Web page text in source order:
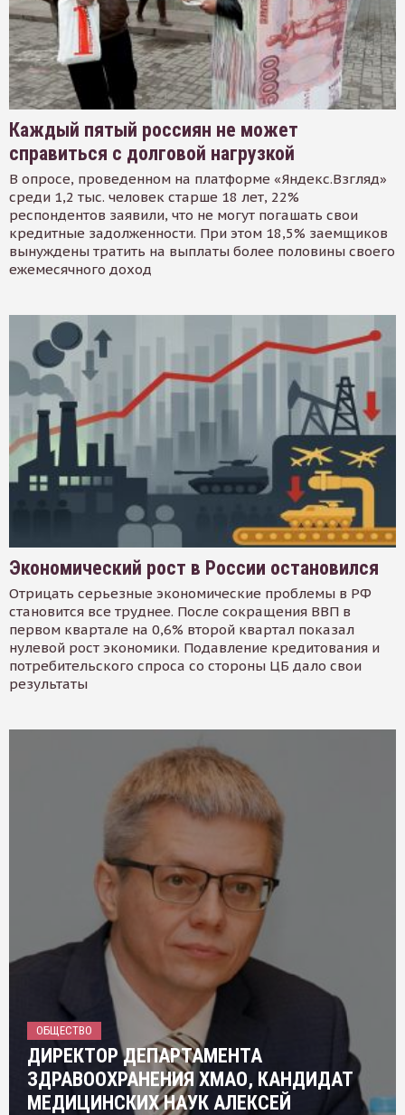
Каждый пятый россиян не может
справиться с долговой нагрузкой
В опросе, проведенном на платформе «Яндекс.Взгляд»
среди 1,2 тыс. человек старше 18 лет, 22%
респондентов заявили, что не могут погашать свои
кредитные задолженности. При этом 18,5% заемщиков
вынуждены тратить на выплаты более половины своего
ежемесячного доход
Экономический рост в России остановился
Отрицать серьезные экономические проблемы в РФ
становится все труднее. После сокращения ВВП в
первом квартале на 0,6% второй квартал показал
нулевой рост экономики. Подавление кредитования и
потребительского спроса со стороны ЦБ дало свои
результаты
ОБЩЕСТВО
ДИРЕКТОР ДЕПАРТАМЕНТА
ЗДРАВООХРАНЕНИЯ ХМАО, КАНДИДАТ
МЕДИЦИНСКИХ НАУК АЛЕКСЕЙ